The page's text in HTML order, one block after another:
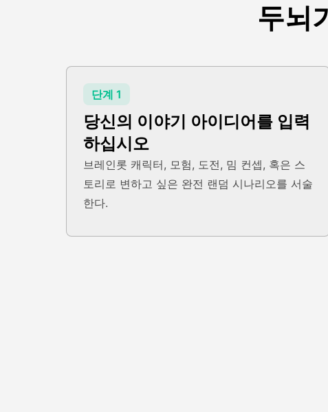
두뇌
단계 1
당신의 이야기 아이디어를 입력
하십시오
브레인롯 캐릭터, 모험, 도전, 밈 컨셉, 혹은 스
토리로 변하고 싶은 완전 랜덤 시나리오를 서술
한다.